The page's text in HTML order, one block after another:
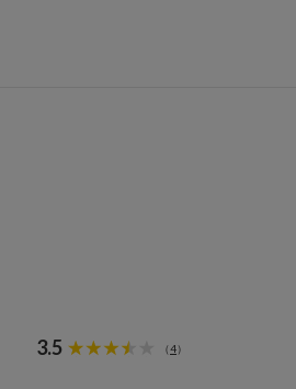
3.5
（4）